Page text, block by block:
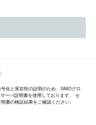
化と実在性の証明のため、GMOグロ
ーバ証明書を使用しております。 セ
書の検証結果をご確認ください。